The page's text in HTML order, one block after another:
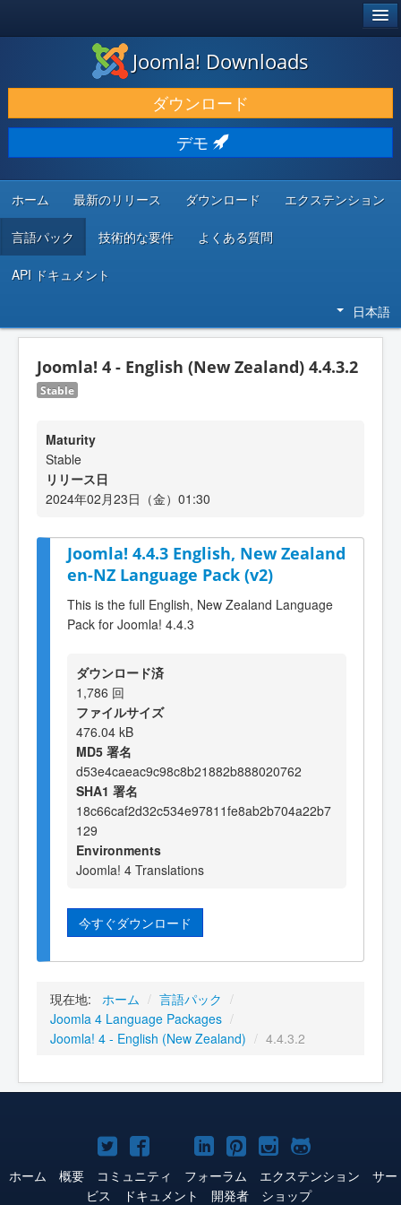
ダウンロードと機能拡張
発見と学び
コミュニティとサポート
開発者向けリソース
Joomla! Downloads
ダウンロード
デモ
ホーム 最新のリリース ダウンロード エクステンション
言語パック 技術的な要件 よくある質問
API ドキュメント
日本語
Joomla! 4 - English (New Zealand) 4.4.3.2
Stable
Maturity
Stable
リリース日
2024年02月23日（金）01:30
Joomla! 4.4.3 English, New Zealand
en-NZ Language Pack (v2)
This is the full English, New Zealand Language
Pack for Joomla! 4.4.3
ダウンロード済
1,786 回
ファイルサイズ
476.04 kB
MD5 署名
d53e4caeac9c98c8b21882b888020762
SHA1 署名
18c66caf2d32c534e97811fe8ab2b704a22b7
129
Environments
Joomla! 4 Translations
今すぐダウンロード
現在地: ホーム / 言語パック /
Joomla 4 Language Packages /
Joomla! 4 - English (New Zealand) / 4.4.3.2
Joomla!
Twitter
Joomla!
Facebook
Joomla!
YouTube
Joomla!
LinkedIn
Joomla!
Pinterest
Joomla!
Instagram
Joomla!
GitHub
ホーム 概要 コミュニティ フォーラム エクステンション
サー
ビス
ドキュメント 開発者 ショップ